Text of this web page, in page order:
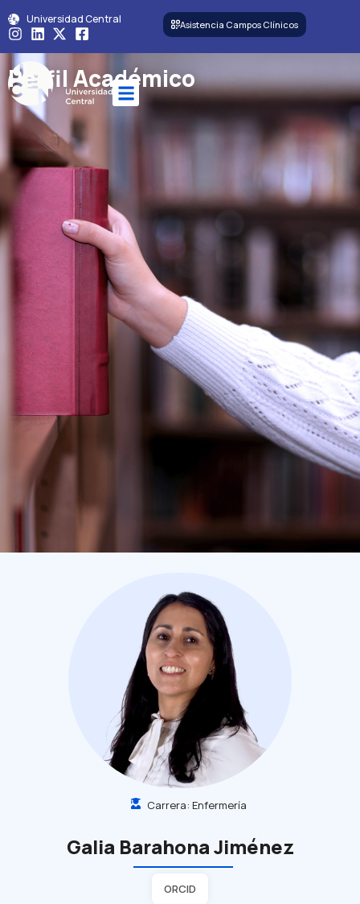
Universidad Central Asistencia Campos Clínicos
Perfil Académico
Carrera: Enfermería
Galia Barahona Jiménez
ORCID